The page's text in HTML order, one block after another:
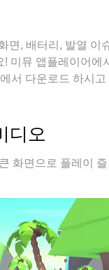
면, 배터리, 발열 이
미뮤 앱플레이어
서 다운로드 하시
티로 무장하여 모
디오
화면으로 플레이